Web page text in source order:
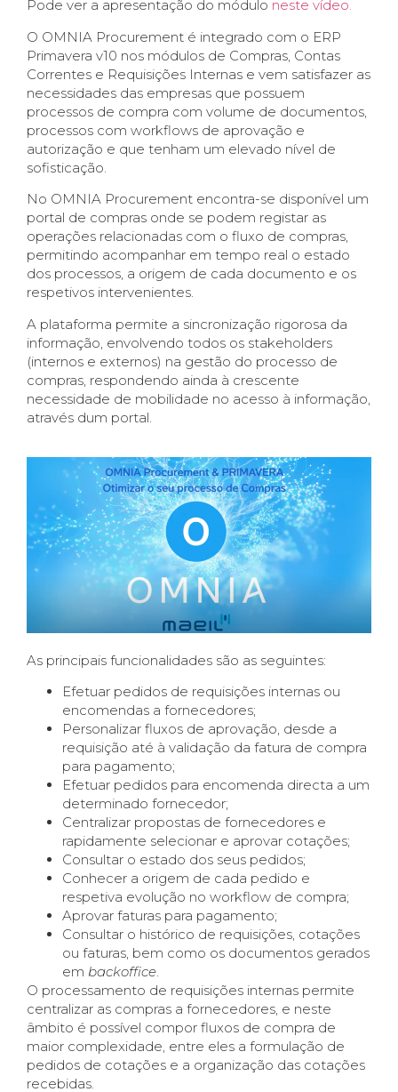
Pode ver a apresentação do módulo neste vídeo.
O OMNIA Procurement é integrado com o ERP
Primavera v10 nos módulos de Compras, Contas
Correntes e Requisições Internas e vem satisfazer as
necessidades das empresas que possuem
processos de compra com volume de documentos,
processos com workflows de aprovação e
autorização e que tenham um elevado nível de
sofisticação.
No OMNIA Procurement encontra-se disponível um
portal de compras onde se podem registar as
operações relacionadas com o fluxo de compras,
permitindo acompanhar em tempo real o estado
dos processos, a origem de cada documento e os
respetivos intervenientes.
A plataforma permite a sincronização rigorosa da
informação, envolvendo todos os stakeholders
(internos e externos) na gestão do processo de
compras, respondendo ainda à crescente
necessidade de mobilidade no acesso à informação,
através dum portal.
As principais funcionalidades são as seguintes:
Efetuar pedidos de requisições internas ou
encomendas a fornecedores;
Personalizar fluxos de aprovação, desde a
requisição até à validação da fatura de compra
para pagamento;
Efetuar pedidos para encomenda directa a um
determinado fornecedor;
Centralizar propostas de fornecedores e
rapidamente selecionar e aprovar cotações;
Consultar o estado dos seus pedidos;
Conhecer a origem de cada pedido e
respetiva evolução no workflow de compra;
Aprovar faturas para pagamento;
Consultar o histórico de requisições, cotações
ou faturas, bem como os documentos gerados
em backoffice.
O processamento de requisições internas permite
centralizar as compras a fornecedores, e neste
âmbito é possível compor fluxos de compra de
maior complexidade, entre eles a formulação de
pedidos de cotações e a organização das cotações
recebidas.